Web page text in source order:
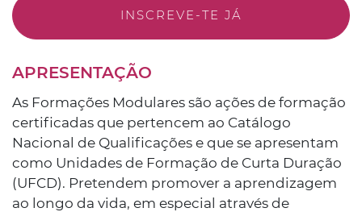
APRESENTAÇÃO
As Formações Modulares são ações de formação
certificadas que pertencem ao Catálogo
Nacional de Qualificações e que se apresentam
como Unidades de Formação de Curta Duração
(UFCD). Pretendem promover a aprendizagem
ao longo da vida, em especial através de
INSCREVE-TE JÁ